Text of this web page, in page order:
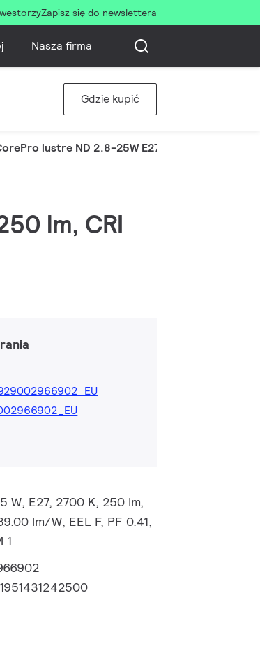
Zapisz się do newslettera
Nasza firma
Gdzie kupić
lustre ND 2.8-25W E27 827 P45 FR
lm, CRI
W, E27, 2700 K, 250 lm,
lm/W, EEL F, PF 0.41,
1